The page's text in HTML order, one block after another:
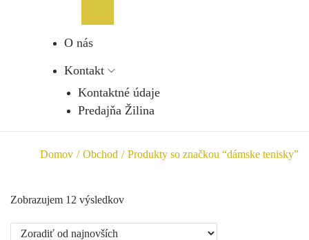
O nás
Kontakt
Kontaktné údaje
Predajňa Žilina
Domov / Obchod / Produkty so značkou “dámske tenisky”
Zobrazujem 12 výsledkov